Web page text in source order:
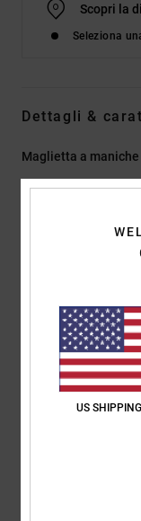
Scopri la
Seleziona
Dettagli &
Maglietta a
StyleEDYZT04503
75%
Vestibilità:
Girocollo
Stampe digitali
Etichetta
Etichetta a clip
US